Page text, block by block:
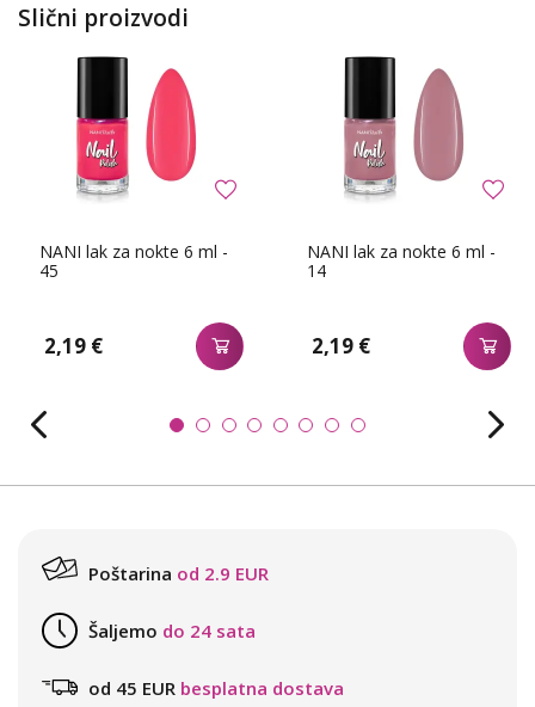
Slični proizvodi
NANI lak za nokte 6 ml -
45
2,19 €
NANI lak za nokte 6 ml -
14
2,19 €
Poštarina od 2.9 EUR
Šaljemo do 24 sata
od 45 EUR besplatna dostava